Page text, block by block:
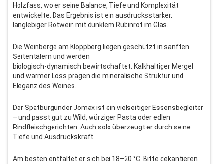
Holzfass, wo er seine Balance, Tiefe und Komplexität
entwickelte. Das Ergebnis ist ein ausdrucksstarker,
langlebiger Rotwein mit dunklem Rubinrot im Glas.
Die Weinberge am Kloppberg liegen geschützt in sanften
Seitentälern und werden
biologisch-dynamisch bewirtschaftet. Kalkhaltiger Mergel
und warmer Löss prägen die mineralische Struktur und
Eleganz des Weines.
Der Spätburgunder Jomax ist ein vielseitiger Essensbegleiter
– und passt gut zu Wild, würziger Pasta oder edlen
Rindfleischgerichten. Auch solo überzeugt er durch seine
Tiefe und Ausdruckskraft.
Am besten entfaltet er sich bei 18–20 °C. Bitte dekantieren